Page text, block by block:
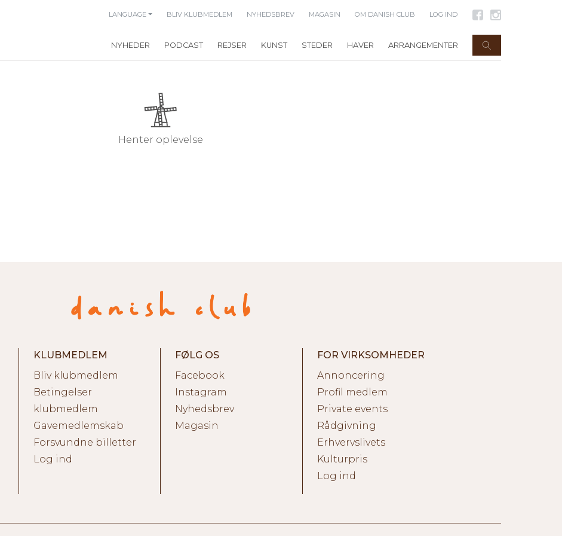
LANGUAGE BLIV KLUBMEDLEM NYHEDSBREV MAGASIN OM DANISH CLUB LOG IND
NYHEDER PODCAST REJSER KUNST STEDER HAVER ARRANGEMENTER
Henter oplevelse
KLUBMEDLEM
Bliv klubmedlem
Betingelser
klubmedlem
Gavemedlemskab
Forsvundne billetter
Log ind
FØLG OS
Facebook
Instagram
Nyhedsbrev
Magasin
FOR VIRKSOMHEDER
Annoncering
Profil medlem
Private events
Rådgivning
Erhvervslivets
Kulturpris
Log ind